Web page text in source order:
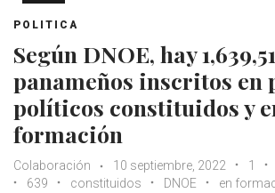
POLITICA
Según DNOE, hay
panameños inscritos en
políticos constituidos y
formación
Colaboración 10 septiembre, 2022 1
639
constituidos DNOE en